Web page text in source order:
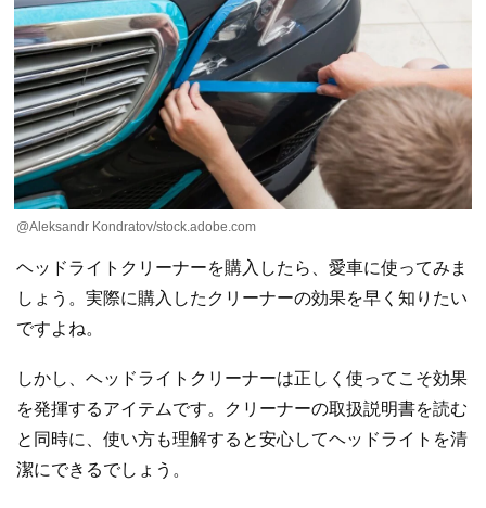
@Aleksandr Kondratov/stock.adobe.com
ヘッドライトクリーナーを購入したら、愛車に使ってみま
しょう。実際に購入したクリーナーの効果を早く知りたい
ですよね。
しかし、ヘッドライトクリーナーは正しく使ってこそ効果
を発揮するアイテムです。クリーナーの取扱説明書を読む
と同時に、使い方も理解すると安心してヘッドライトを清
潔にできるでしょう。